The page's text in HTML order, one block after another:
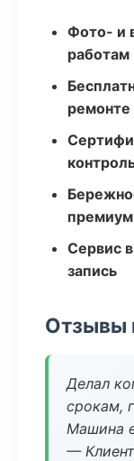
Фото- и
работам
ремонте
Сервис
запись
Отзывы
Делал
срокам,
Машина
—